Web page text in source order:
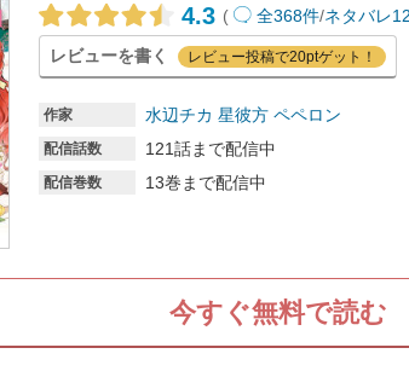
4.3 ( 全368件/ネタバレ
レビューを書く レビュー投稿で20ptゲット！
作家 水辺チカ 星彼方 ペペロン
配信話数 121話まで配信中
配信巻数 13巻まで配信中
今すぐ無料で読む